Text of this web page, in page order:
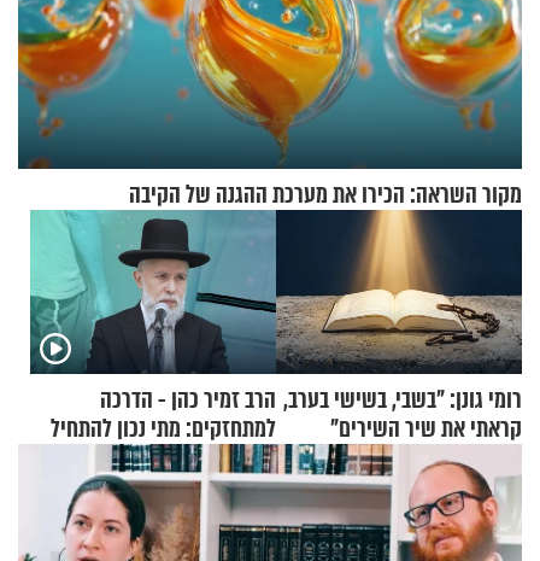
מקור השראה: הכירו את מערכת ההגנה של הקיבה
רומי גונן: "בשבי, בשישי בערב,
קראתי את שיר השירים"
הרב זמיר כהן - הדרכה
למתחזקים: מתי נכון להתחיל
עם לבישת הציצית?